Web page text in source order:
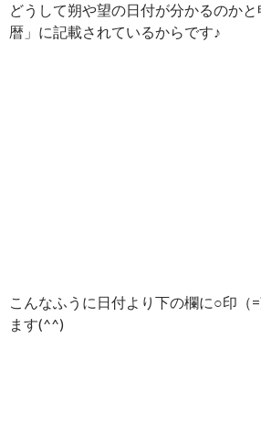
どうして朔や望の日付が分かるのか
暦」に記載されているからです♪
こんなふうに日付より下の欄に○印（
ます(^^)